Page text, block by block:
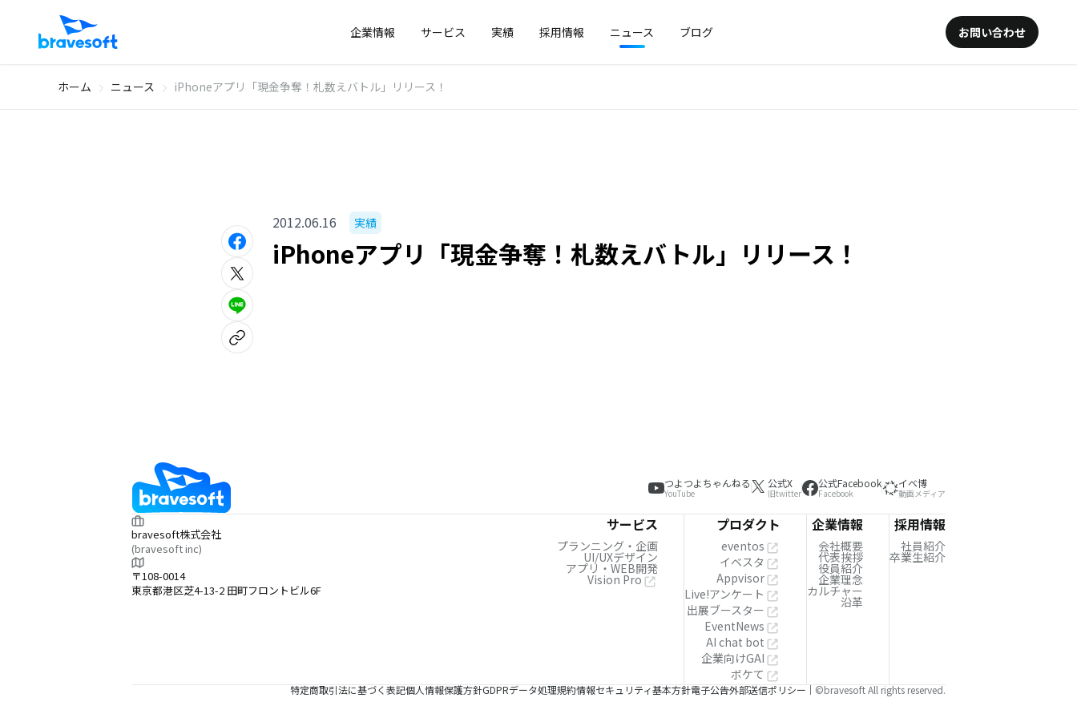
企業情報 サービス 実績 採用情報 ニュース ブログ お問い合わせ
ホーム ニュース iPhoneアプリ「現金争奪！札数えバトル」リリース！
2012.06.16 実績
iPhoneアプリ「現金争奪！札数えバトル」リリース！
つよつよちゃんねる
YouTube
公式X
旧twitter
公式Facebook
Facebook
イベ博
動画メディア
bravesoft株式会社
(bravesoft inc)
〒108-0014
東京都港区芝4-13-2 田町フロントビル6F
サービス
プランニング・企画
UI/UXデザイン
アプリ・WEB開発
Vision Pro
プロダクト
eventos
イベスタ
Appvisor
Live!アンケート
出展ブースター
EventNews
AI chat bot
企業向けGAI
ボケて
企業情報
会社概要
代表挨拶
役員紹介
企業理念
カルチャー
沿革
採用情報
社員紹介
卒業生紹介
特定商取引法に基づく表記個人情報保護方針GDPRデータ処理規約情報セキュリティ基本方針電子公告外部送信ポリシー ©bravesoft All rights reserved.